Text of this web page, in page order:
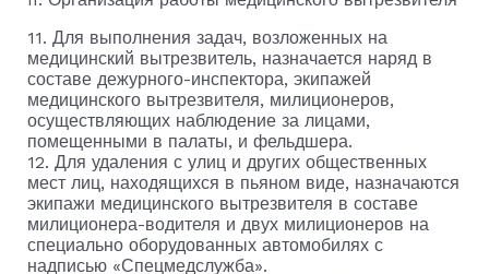
11. Для выполнения задач, возложенных на
медицинский вытрезвитель, назначается наряд в
составе дежурного-инспектора, экипажей
медицинского вытрезвителя, милиционеров,
осуществляющих наблюдение за лицами,
помещенными в палаты, и фельдшера.
12. Для удаления с улиц и других общественных
мест лиц, находящихся в пьяном виде, назначаются
экипажи медицинского вытрезвителя в составе
милиционера-водителя и двух милиционеров на
специально оборудованных автомобилях с
надписью «Спецмедслужба».